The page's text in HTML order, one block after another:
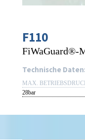
F110
FiWaGuard®-
Technische Daten:
MAX.
28bar